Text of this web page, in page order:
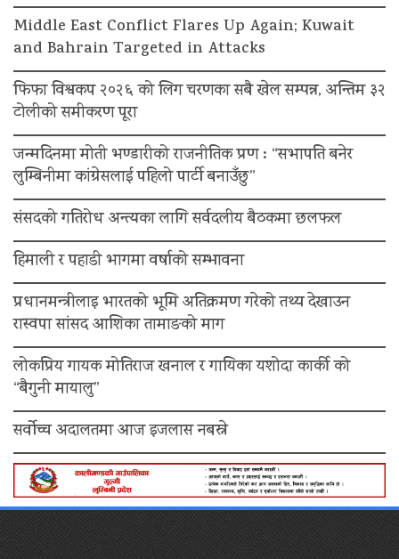
Middle East Conflict Flares Up Again; Kuwait
and Bahrain Targeted in Attacks
फिफा विश्वकप २०२६ को लिग चरणका सबै खेल सम्पन्न, अन्तिम ३२
टोलीको समीकरण पूरा
जन्मदिनमा मोती भण्डारीको राजनीतिक प्रण : “सभापति बनेर
लुम्बिनीमा कांग्रेसलाई पहिलो पार्टी बनाउँछु”
संसदको गतिरोध अन्त्यका लागि सर्वदलीय बैठकमा छलफल
हिमाली र पहाडी भागमा वर्षाको सम्भावना
प्रधानमन्त्रीलाइ भारतको भूमि अतिक्रमण गरेको तथ्य देखाउन
रास्वपा सांसद आशिका तामाङको माग
लोकप्रिय गायक मोतिराज खनाल र गायिका यशोदा कार्की को
“बैगुनी मायालु”
सर्वोच्च अदालतमा आज इजलास नबस्ने